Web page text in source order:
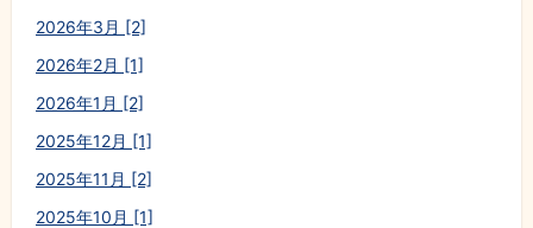
2026年3月 [2]
2026年2月 [1]
2026年1月 [2]
2025年12月 [1]
2025年11月 [2]
2025年10月 [1]